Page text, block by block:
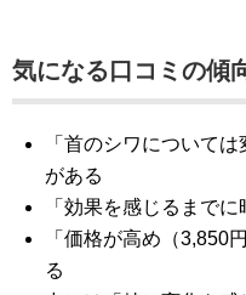
気になる口コミの傾
「首のシワについて
がある
「効果を感じるまで
「価格が高め（3,850
る